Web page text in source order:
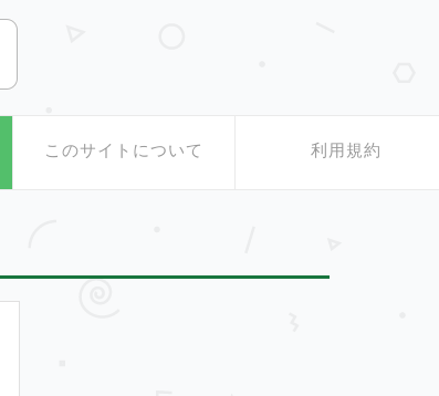
このサイトについて 利用規約